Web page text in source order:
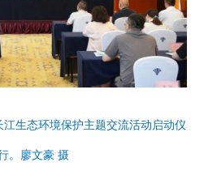
生态环境保护主题交流活动启动仪
。廖文豪 摄